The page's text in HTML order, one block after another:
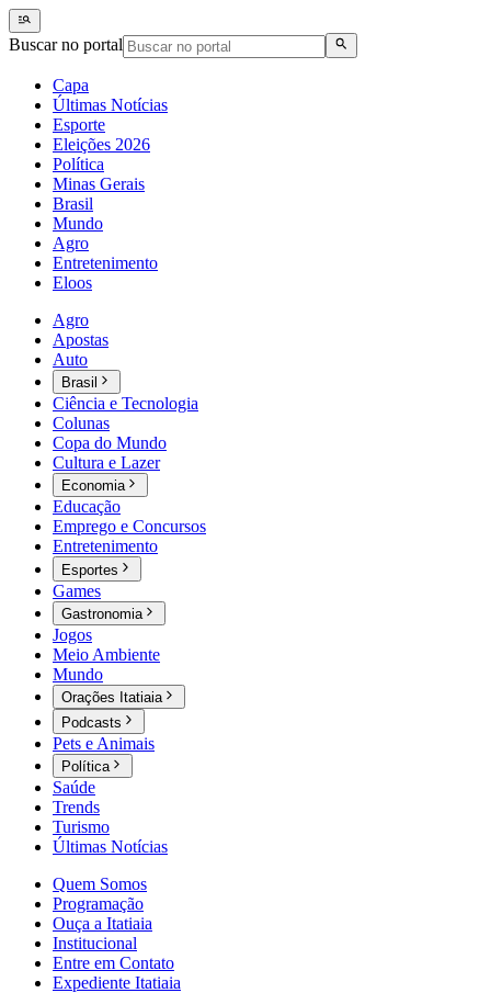
Buscar no portal
Capa
Últimas Notícias
Esporte
Eleições 2026
Política
Minas Gerais
Brasil
Mundo
Agro
Entretenimento
Eloos
Agro
Apostas
Auto
Brasil
Ciência e Tecnologia
Colunas
Copa do Mundo
Cultura e Lazer
Economia
Educação
Emprego e Concursos
Entretenimento
Esportes
Games
Gastronomia
Jogos
Meio Ambiente
Mundo
Orações Itatiaia
Podcasts
Pets e Animais
Política
Saúde
Trends
Turismo
Últimas Notícias
Quem Somos
Programação
Ouça a Itatiaia
Institucional
Entre em Contato
Expediente Itatiaia